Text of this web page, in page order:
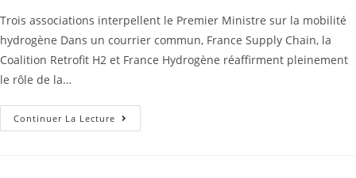
Trois associations interpellent le Premier Ministre sur la mobilité
hydrogène Dans un courrier commun, France Supply Chain, la
Coalition Retrofit H2 et France Hydrogène réaffirment pleinement
le rôle de la…
Continuer La Lecture